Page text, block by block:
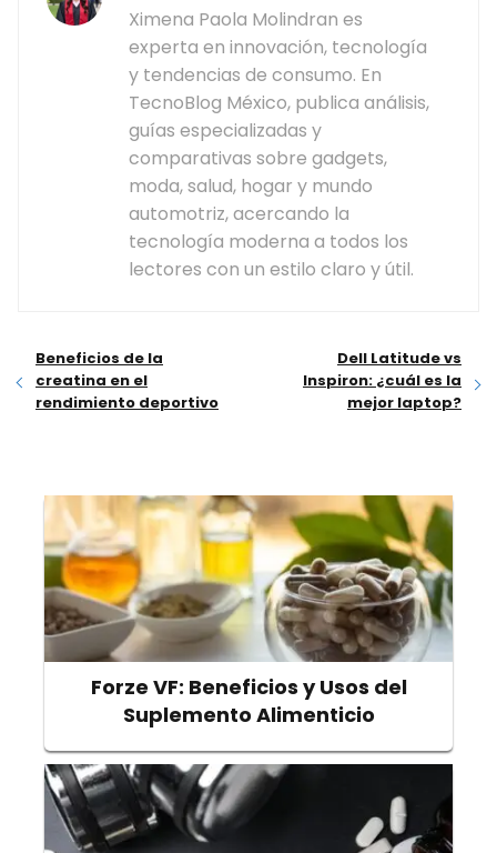
Ximena Paola Molindran es
experta en innovación, tecnología
y tendencias de consumo. En
TecnoBlog México, publica análisis,
guías especializadas y
comparativas sobre gadgets,
moda, salud, hogar y mundo
automotriz, acercando la
tecnología moderna a todos los
lectores con un estilo claro y útil.
Beneficios de la
creatina en el
rendimiento deportivo
Dell Latitude vs
Inspiron: ¿cuál es la
mejor laptop?
Forze VF: Beneficios y Usos del
Suplemento Alimenticio